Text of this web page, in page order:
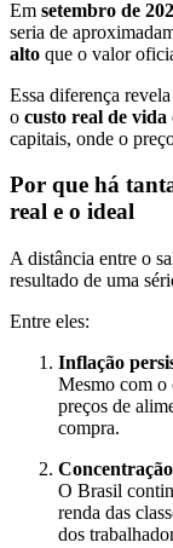
Em setembro de
seria de
alto que o valor
Essa diferença
o custo real de vida
capitais, onde o
Por que há
real e o ideal
A distância entre o
resultado de uma
Entre eles:
Inflação
Mesmo com o
preços de
compra.
O Brasil
renda das
dos